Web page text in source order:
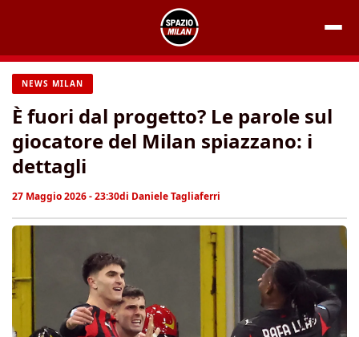
contenuto
NEWS MILAN
È fuori dal progetto? Le parole sul
giocatore del Milan spiazzano: i
dettagli
27 Maggio 2026 - 23:30di Daniele Tagliaferri